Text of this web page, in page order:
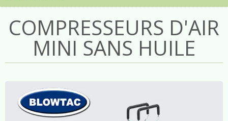
COMPRESSEURS D'AIR
MINI SANS HUILE